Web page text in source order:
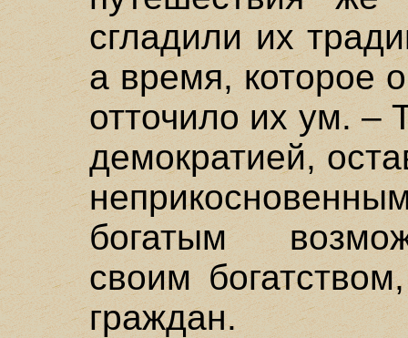
сгладили их
а время, которое
отточило их ум. –
демократией,
богатым
своим
граждан.